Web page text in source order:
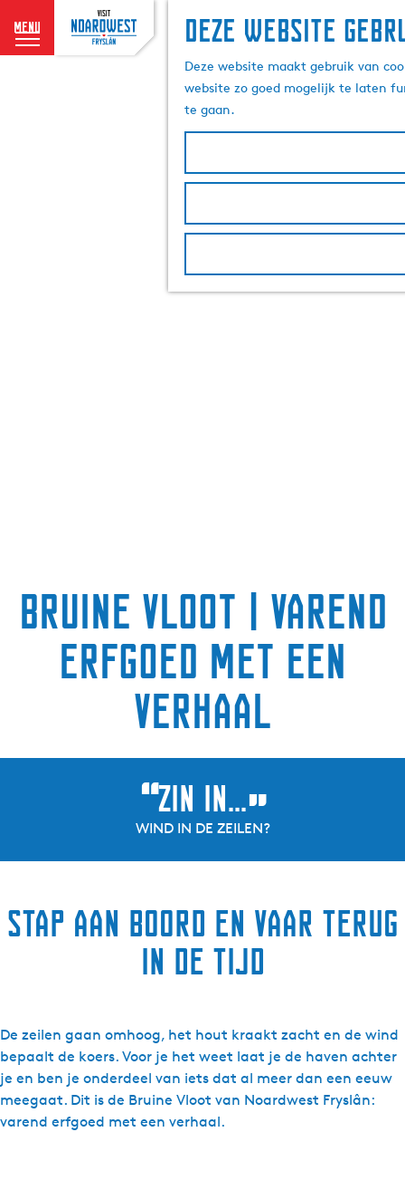
Deze website
Deze website maakt gebruik van
website zo goed mogelijk te laten
te gaan.
menu
G
Bruine Vloot | varend
erfgoed met een
verhaal
“ZIN IN...”
WIND IN DE ZEILEN?
Stap aan boord en vaar terug
in de tijd
De zeilen gaan omhoog, het hout kraakt zacht en de wind
bepaalt de koers. Voor je het weet laat je de haven achter
je en ben je onderdeel van iets dat al meer dan een eeuw
meegaat. Dit is de Bruine Vloot van Noardwest Fryslân:
varend erfgoed met een verhaal.